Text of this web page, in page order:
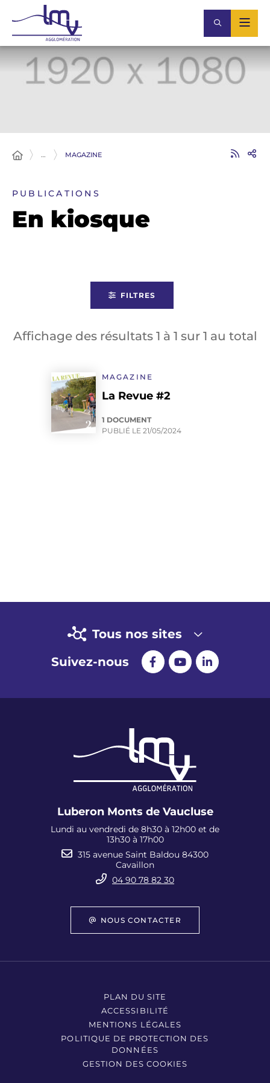
… MAGAZINE
PUBLICATIONS
En kiosque
FILTRES
Affichage des résultats 1 à 1 sur 1 au total
MAGAZINE
La Revue #2
1 DOCUMENT
PUBLIÉ LE 21/05/2024
Tous nos sites
Suivez-nous
Luberon Monts de Vaucluse
Lundi au vendredi de 8h30 à 12h00 et de
13h30 à 17h00
315 avenue Saint Baldou 84300
Cavaillon
04 90 78 82 30
NOUS CONTACTER
PLAN DU SITE
ACCESSIBILITÉ
MENTIONS LÉGALES
POLITIQUE DE PROTECTION DES
DONNÉES
GESTION DES COOKIES